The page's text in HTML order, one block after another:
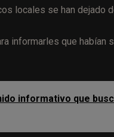
locales se han dejado
informarles que habían
informativo que